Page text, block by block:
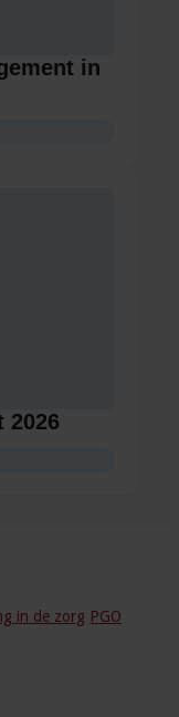
in
2026
in de zorg PGO